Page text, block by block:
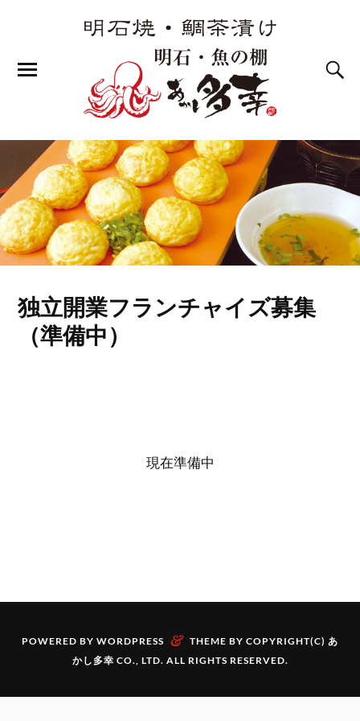
独立開業フランチャイズ募集
（準備中）
現在準備中
POWERED BY WORDPRESS & THEME BY COPYRIGHT(C) あ
かし多幸 CO., LTD. ALL RIGHTS RESERVED.